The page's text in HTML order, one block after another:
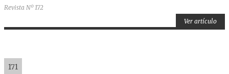
Revista Nº 172
Ver artículo
171